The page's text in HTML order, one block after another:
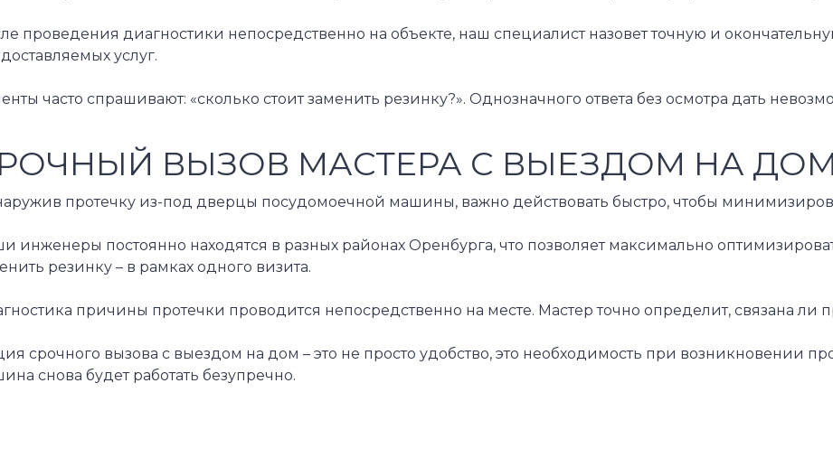
проведения диагностики непосредственно на объекте, наш специалист назовет точную и
услуг.
часто спрашивают: «сколько стоит заменить резинку?». Однозначного ответа без осмотра дать
ВЫЗОВ МАСТЕРА С ВЫЕЗДОМ НА
протечку из-под дверцы посудомоечной машины, важно действовать быстро, чтобы
инженеры постоянно находятся в разных районах Оренбурга, что позволяет максимально
резинку – в рамках одного визита.
причины протечки проводится непосредственно на месте. Мастер точно определит, связана
срочного вызова с выездом на дом – это не просто удобство, это необходимость при
снова будет работать безупречно.